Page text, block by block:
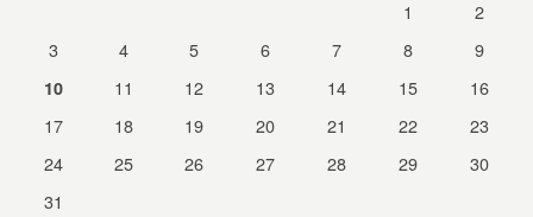
1
2
3
4 5 6 7 8 9
10 11 12 13 14 15
16
17
18 19 20 21 22
23
24
25 26 27 28 29
30
31